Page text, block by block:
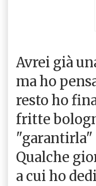
Avrei già
ma ho
resto ho
fritte
"garantirla"
Qualche
a cui ho